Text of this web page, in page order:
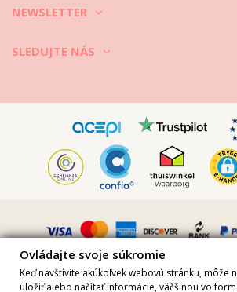
Vimeo ID: 315847482
NEWSLETTER
SLEDUJTE NÁS
Ovládajte svoje súkromie
Keď navštívite akúkoľvek webovú stránku, môže
uložiť alebo načítať informácie, väčšinou vo